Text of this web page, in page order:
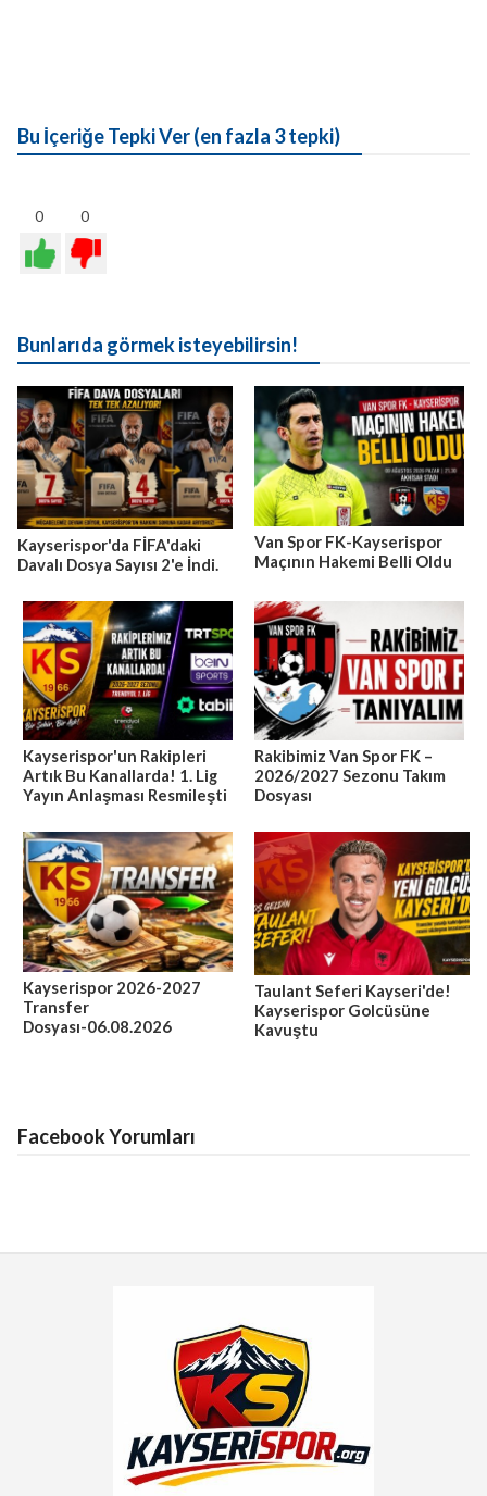
Bu İçeriğe Tepki Ver (en fazla 3 tepki)
0 0
Bunlarıda görmek isteyebilirsin!
Kayserispor'da FİFA'daki
Davalı Dosya Sayısı 2'e İndi.
Van Spor FK-Kayserispor
Maçının Hakemi Belli Oldu
Kayserispor'un Rakipleri
Artık Bu Kanallarda! 1. Lig
Yayın Anlaşması Resmileşti
Rakibimiz Van Spor FK –
2026/2027 Sezonu Takım
Dosyası
Kayserispor 2026-2027
Transfer
Dosyası-06.08.2026
Taulant Seferi Kayseri'de!
Kayserispor Golcüsüne
Kavuştu
Facebook Yorumları